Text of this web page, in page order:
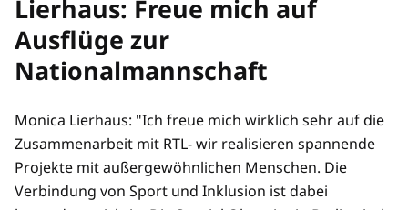
Lierhaus: Freue mich auf
Ausflüge zur
Nationalmannschaft
Monica Lierhaus: "Ich freue mich wirklich sehr auf die
Zusammenarbeit mit RTL- wir realisieren spannende
Projekte mit außergewöhnlichen Menschen. Die
Verbindung von Sport und Inklusion ist dabei